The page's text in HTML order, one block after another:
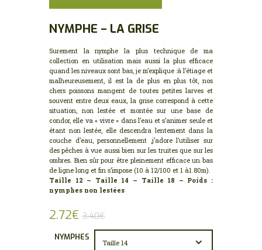
NYMPHE – LA GRISE
Surement la nymphe la plus technique de ma
collection en utilisation mais aussi la plus efficace
quand les niveaux sont bas, je m’explique :à l’étiage et
malheureusement, il est la de plus en plus tôt, nos
chers poissons mangent de toutes petites larves et
souvent entre deux eaux, la grise correspond à cette
situation, non lestée et montée sur une base de
condor, elle va « vivre » dans l’eau et s’animer seule et
étant non lestée, elle descendra lentement dans la
couche d’eau, personnellement ,j’adore l’utiliser sur
des pêches à vue aussi bien sur les truites que sur les
ombres. Bien sûr pour être pleinement efficace un bas
de ligne long et fin s’impose (10 à 12/100 et 1 à1.80m).
Taille 12 – Taille 14 – Taille 18 – Poids :
nymphes non lestées
2.72€ 3.40€
NYMPHES